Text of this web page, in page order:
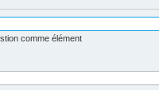
comme élément